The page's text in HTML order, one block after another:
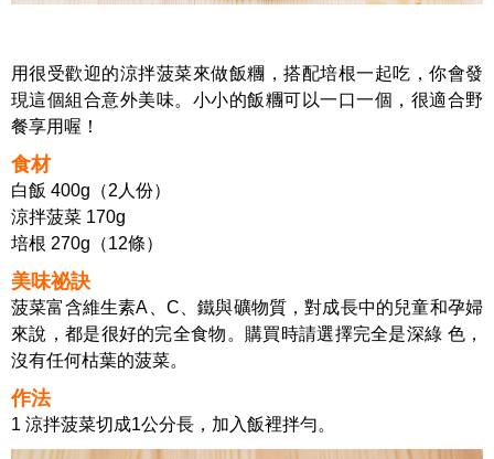
用很受歡迎的涼拌菠菜來做飯糰，搭配培根一起吃，你會發
現這個組合意外美味。小小的飯糰可以一口一個，很適合野
餐享用喔！
食材
白飯 400g（2人份）
涼拌菠菜 170g
培根 270g（12條）
美味祕訣
菠菜富含維生素A、C、鐵與礦物質，對成長中的兒童和孕婦
來說，都是很好的完全食物。購買時請選擇完全是深綠 色，
沒有任何枯葉的菠菜。
作法
1 涼拌菠菜切成1公分長，加入飯裡拌勻。